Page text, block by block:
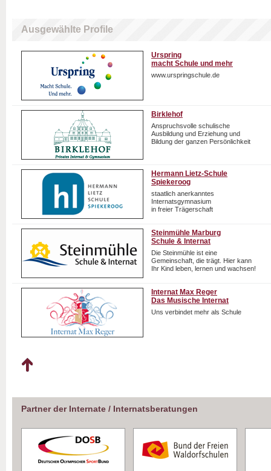
Ausgewählte Profile
Urspring
macht Schule und mehr
www.urspringschule.de
Birklehof
Anspruchsvolle schulische
Ausbildung und Erziehung und
Bildung der ganzen Persönlichkeit
Hermann Lietz-Schule
Spiekeroog
staatlich anerkanntes
Internatsgymnasium
in freier Trägerschaft
Steinmühle Marburg
Schule & Internat
Die Steinmühle ist eine
Gemeinschaft, die trägt. Hier kann
Ihr Kind leben, lernen und wachsen!
Internat Max Reger
Das Musische Internat
Uns verbindet mehr als Schule
Partner der Internate / Internatsberatungen